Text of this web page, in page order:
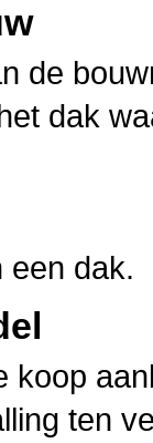
de
dak
een dak.
koop
ten